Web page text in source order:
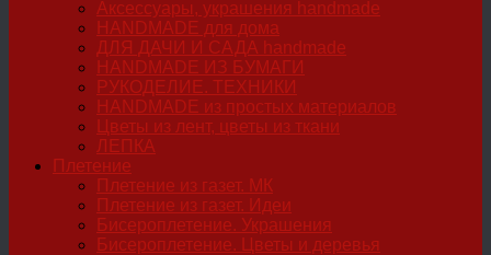
Аксессуары, украшения handmade
HANDMADE для дома
ДЛЯ ДАЧИ И САДА handmade
HANDMADE ИЗ БУМАГИ
РУКОДЕЛИЕ. ТЕХНИКИ
HANDMADE из простых материалов
Цветы из лент, цветы из ткани
ЛЕПКА
Плетение
Плетение из газет. МК
Плетение из газет. Идеи
Бисероплетение. Украшения
Бисероплетение. Цветы и деревья